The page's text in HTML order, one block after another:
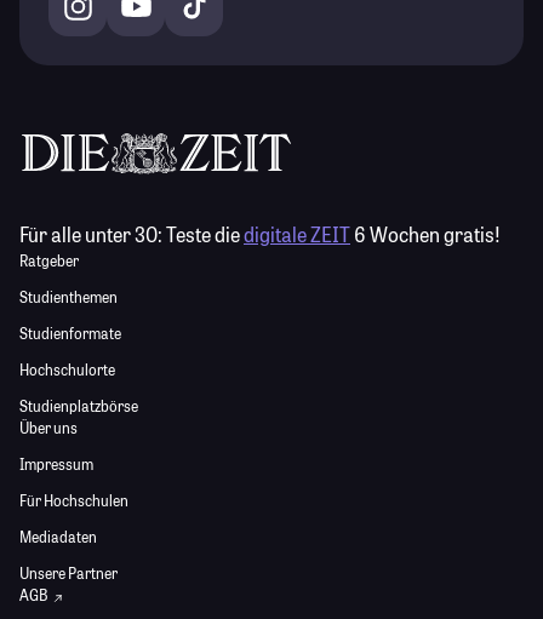
Für alle unter 30:Teste diedigitale ZEIT6 Wochen gratis!
Ratgeber
Studienthemen
Studienformate
Hochschulorte
Studienplatzbörse
Über uns
Impressum
Für Hochschulen
Mediadaten
Unsere Partner
AGB